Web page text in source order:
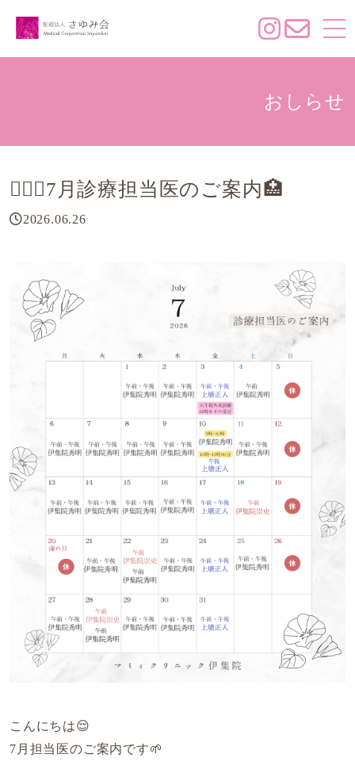
おしらせ
👨🏻‍⚕️7月診療担当医のご案内🏥
2026.06.26
こんにちは😌
7月担当医のご案内です🌱